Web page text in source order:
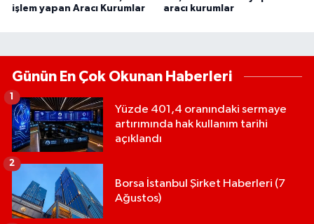
işlem yapan Aracı Kurumlar
aracı kurumlar
Günün En Çok Okunan Haberleri
Yüzde 401,4 oranındaki sermaye
artırımında hak kullanım tarihi
açıklandı
1
Borsa İstanbul Şirket Haberleri (7
Ağustos)
2